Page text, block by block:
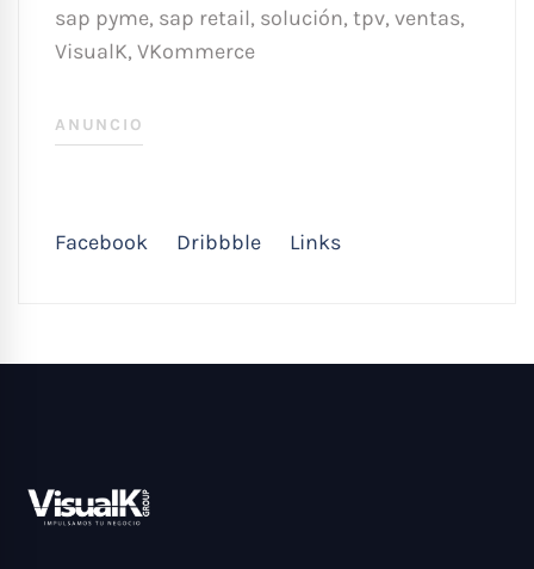
sap pyme, sap retail, solución, tpv, ventas,
VisualK, VKommerce
ANUNCIO
Facebook Dribbble Links